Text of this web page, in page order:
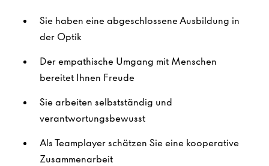
Sie haben eine abgeschlossene Ausbildung in
der Optik
Der empathische Umgang mit Menschen
bereitet Ihnen Freude
Sie arbeiten selbstständig und
verantwortungsbewusst
Als Teamplayer schätzen Sie eine kooperative
Zusammenarbeit